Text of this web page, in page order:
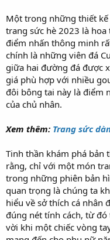
Một trong những thiết
trang sức hè 2023 là
điểm nhấn thông minh
chính là những viên đá
giữa hai đường đá được
giá phù hợp với nhiều
đôi bông tai này là điểm
của chủ nhân.
Xem thêm: Trang sức
Tinh thần khám phá bản
rằng, chỉ với một món
trong những phiên bản
quan trọng là chúng ta
hiểu về sở thích cá nhân
đúng nét tính cách, từ
vời khi một chiếc vòng